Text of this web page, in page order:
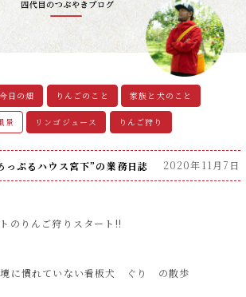
今日の畑 りんごのこと 家族と犬のこと
景 リンゴジュース りんご狩り
っぷるハウス宮下”の業務日誌 2020年11月7日
のりんご狩りスタート!!
境に慣れていない看板犬 ぐり の散歩